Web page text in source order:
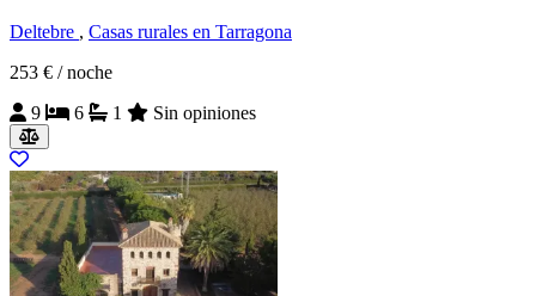
Deltebre , Casas rurales en Tarragona
253 € / noche
9
6 1 Sin opiniones